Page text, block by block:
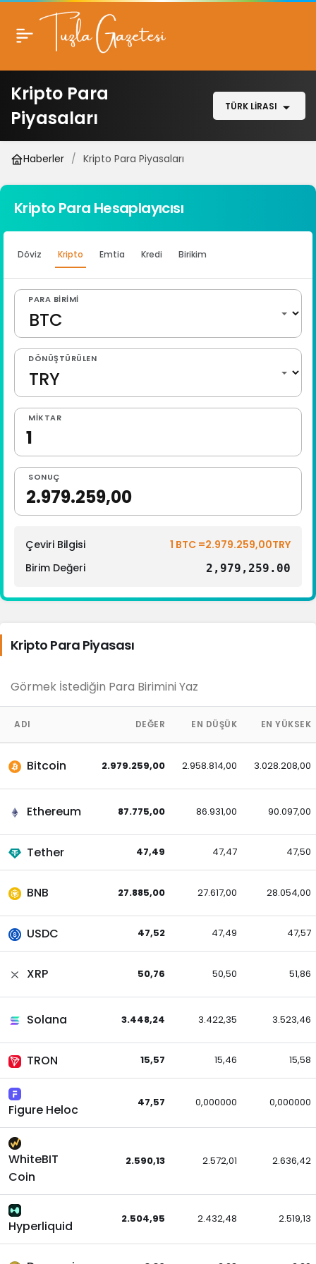
Kripto Para
Piyasaları
TÜRK LIRASI
Haberler Kripto Para Piyasaları
Kripto Para Hesaplayıcısı
Döviz Kripto Emtia Kredi Birikim
PARA BIRIMI
DÖNÜŞTÜRÜLEN
MIKTAR
SONUÇ
Çeviri Bilgisi
1 BTC =2.979.259,00TRY
Birim Değeri
2,979,259.00
Kripto Para Piyasası
ADI DEĞER EN DÜŞÜK EN YÜKSEK
Bitcoin 2.979.259,00 2.958.814,00 3.028.208,00
Ethereum 87.775,00 86.931,00 90.097,00
Tether 47,49 47,47 47,50
BNB 27.885,00 27.617,00 28.054,00
USDC 47,52 47,49 47,57
XRP 50,76 50,50 51,86
Solana 3.448,24 3.422,35 3.523,46
TRON 15,57 15,46 15,58
Figure Heloc 47,57 0,000000 0,000000
WhiteBIT
Coin
2.590,13 2.572,01 2.636,42
Hyperliquid 2.504,95 2.432,48 2.519,13